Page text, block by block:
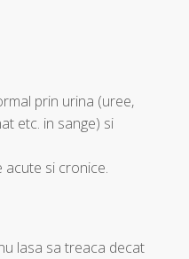
prin urina (uree,
etc. in sange) si
acute si cronice.
lasa sa treaca decat